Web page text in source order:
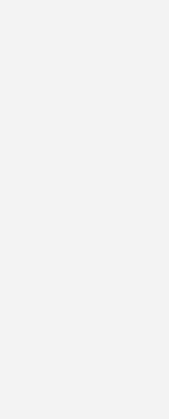
PV
von uns
und